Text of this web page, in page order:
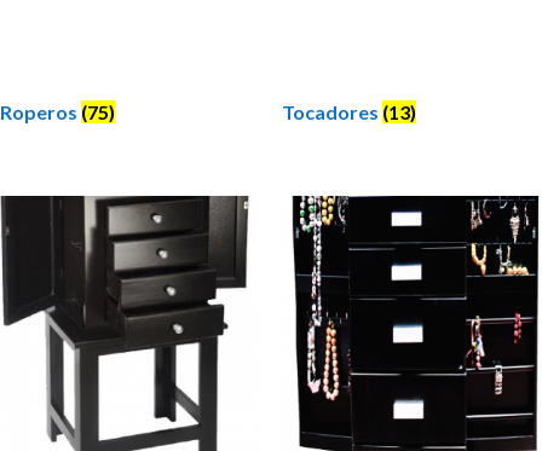
Roperos (75) Tocadores (13)